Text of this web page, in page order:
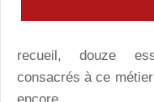
recueil, douze
consacrés à ce